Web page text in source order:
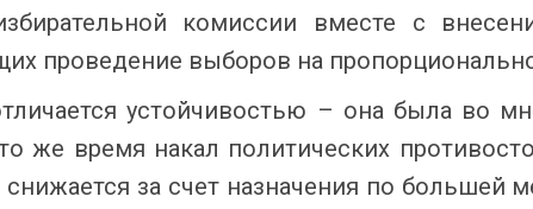
комиссии вместе с
проведение выборов на
устойчивостью – она была во
же время накал политических
за счет назначения по большей